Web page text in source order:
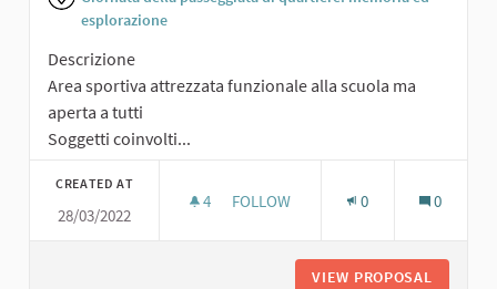
esplorazione
Descrizione
Area sportiva attrezzata funzionale alla scuola ma
aperta a tutti
Soggetti coinvolti...
CREATED AT
28/03/2022
4 4 FOLLOWERS
FOLLOW 0 0
VIEW PROPOSAL